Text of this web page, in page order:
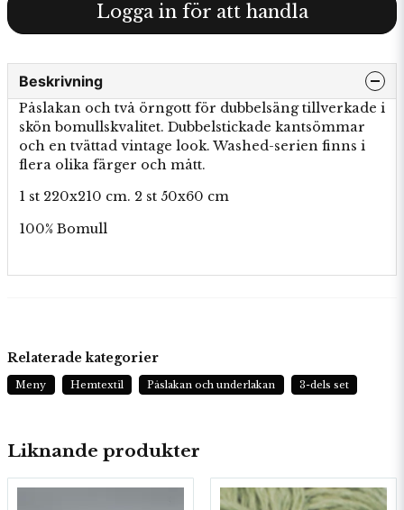
Logga in för att handla
Beskrivning
Påslakan och två örngott för dubbelsäng tillverkade i
skön bomullskvalitet. Dubbelstickade kantsömmar
och en tvättad vintage look. Washed-serien finns i
flera olika färger och mått.
1 st 220x210 cm. 2 st 50x60 cm
100% Bomull
Liknande produkter
Relaterade kategorier
Meny Hemtextil Påslakan och underlakan 3-dels set